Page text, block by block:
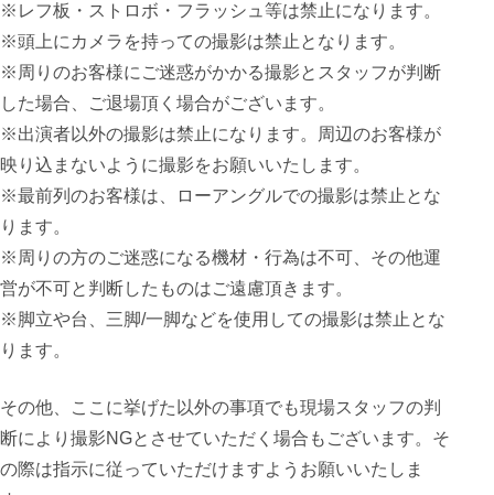
※レフ板・ストロボ・フラッシュ等は禁止になります。
※頭上にカメラを持っての撮影は禁止となります。
※周りのお客様にご迷惑がかかる撮影とスタッフが判断
した場合、ご退場頂く場合がございます。
※出演者以外の撮影は禁止になります。周辺のお客様が
映り込まないように撮影をお願いいたします。
※最前列のお客様は、ローアングルでの撮影は禁止とな
ります。
※周りの方のご迷惑になる機材・行為は不可、その他運
営が不可と判断したものはご遠慮頂きます。
※脚立や台、三脚/一脚などを使用しての撮影は禁止とな
ります。
その他、ここに挙げた以外の事項でも現場スタッフの判
断により撮影NGとさせていただく場合もございます。そ
の際は指示に従っていただけますようお願いいたしま